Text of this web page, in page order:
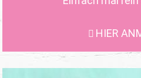
HIER